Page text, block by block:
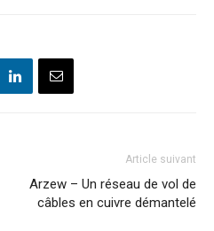
Article suivant
Arzew – Un réseau de vol de
câbles en cuivre démantelé